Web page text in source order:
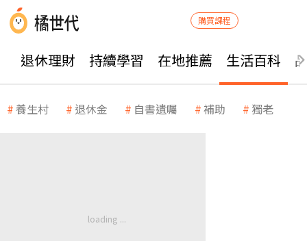
購買課程
退休理財 持續學習 在地推薦 生活百科
養生村 退休金 自書遺囑 補助 獨老